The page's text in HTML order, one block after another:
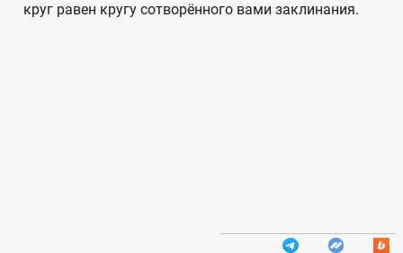
круг равен кругу сотворённого вами заклинания.